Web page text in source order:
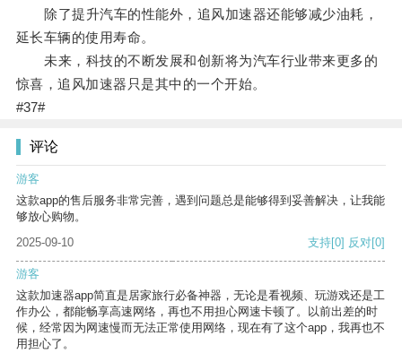
除了提升汽车的性能外，追风加速器还能够减少油耗，
延长车辆的使用寿命。
未来，科技的不断发展和创新将为汽车行业带来更多的
惊喜，追风加速器只是其中的一个开始。
#37#
评论
游客
这款app的售后服务非常完善，遇到问题总是能够得到妥善解决，让我能
够放心购物。
2025-09-10
支持[0] 反对[0]
游客
这款加速器app简直是居家旅行必备神器，无论是看视频、玩游戏还是工
作办公，都能畅享高速网络，再也不用担心网速卡顿了。以前出差的时
候，经常因为网速慢而无法正常使用网络，现在有了这个app，我再也不
用担心了。